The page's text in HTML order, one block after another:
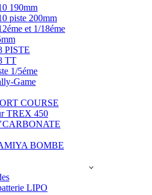
190mm
piste 200mm
et 1/18éme
PISTE
TT
1/5éme
Game
COURSE
TREX 450
BOMBE
LIPO